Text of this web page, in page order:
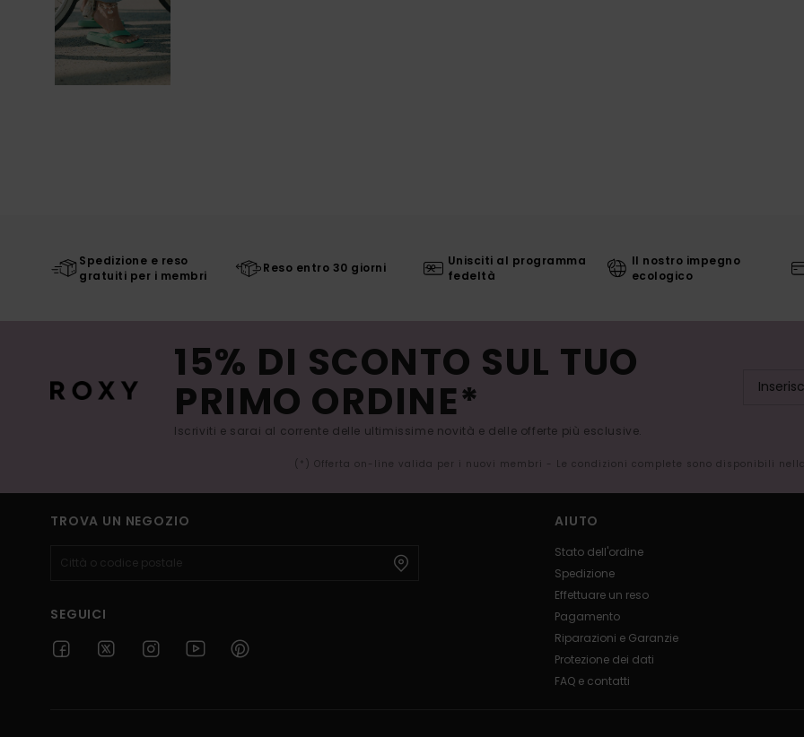
Spedizione e reso
gratuiti per i membri
Reso entro 30 giorni
Unisciti al programma
fedeltà
Il nostro impegno
ecologico
15% DI SCONTO SUL TUO
PRIMO ORDINE*
Iscriviti e sarai al corrente delle ultimissime novità e delle offerte più esclusive.
(*) Offerta on-line valida per i nuovi membri - Le condizioni complete sono disponibili
TROVA UN NEGOZIO
SEGUICI
AIUTO
Stato dell'ordine
Spedizione
Effettuare un reso
Pagamento
Riparazioni e Garanzie
Protezione dei dati
FAQ e contatti